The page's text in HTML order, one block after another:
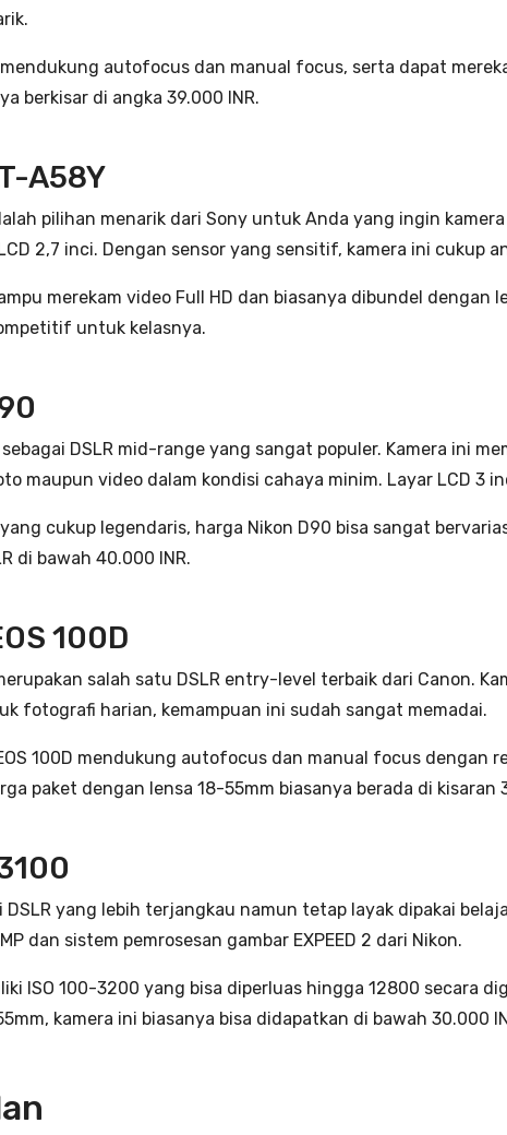
autofocus dan manual focus, serta dapat
berkisar di angka 39.000 INR.
A58Y
pilihan menarik dari Sony untuk Anda yang ingin
2,7 inci. Dengan sensor yang sensitif, kamera ini cukup
merekam video Full HD dan biasanya dibundel dengan
untuk kelasnya.
DSLR mid-range yang sangat populer. Kamera ini
maupun video dalam kondisi cahaya minim. Layar LCD 3
cukup legendaris, harga Nikon D90 bisa sangat
di bawah 40.000 INR.
100D
salah satu DSLR entry-level terbaik dari Canon.
fotografi harian, kemampuan ini sudah sangat memadai.
100D mendukung autofocus dan manual focus dengan
paket dengan lensa 18-55mm biasanya berada di kisaran
yang lebih terjangkau namun tetap layak dipakai
dan sistem pemrosesan gambar EXPEED 2 dari Nikon.
ISO 100-3200 yang bisa diperluas hingga 12800 secara
kamera ini biasanya bisa didapatkan di bawah 30.000